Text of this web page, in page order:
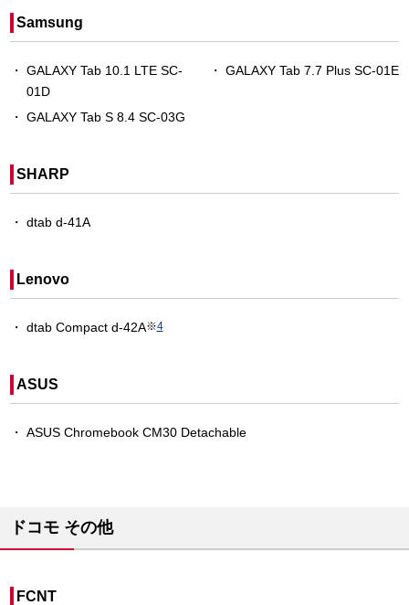
Samsung
GALAXY Tab 10.1 LTE SC-
01D
GALAXY Tab 7.7 Plus SC-01E
GALAXY Tab S 8.4 SC-03G
SHARP
dtab d-41A
Lenovo
dtab Compact d-42A※4
ASUS
ASUS Chromebook CM30 Detachable
ドコモ その他
FCNT